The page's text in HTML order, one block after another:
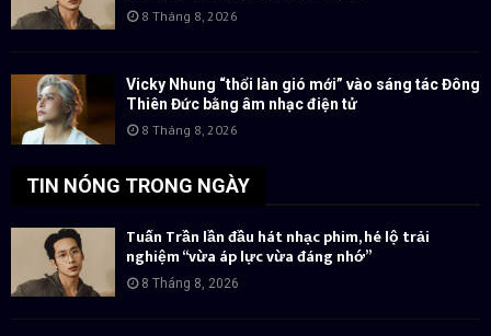
8 Tháng 8, 2026
Vicky Nhung “thổi làn gió mới” vào sáng tác Đông
Thiên Đức bằng âm nhạc điện tử
8 Tháng 8, 2026
TIN NÓNG TRONG NGÀY
Tuấn Trần lần đầu hát nhạc phim, hé lộ trải
nghiệm “vừa áp lực vừa đáng nhớ”
8 Tháng 8, 2026